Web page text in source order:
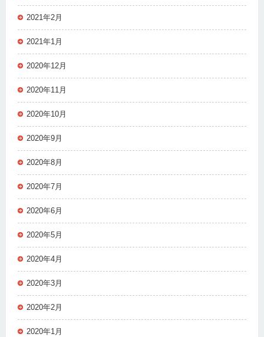
2021年2月
2021年1月
2020年12月
2020年11月
2020年10月
2020年9月
2020年8月
2020年7月
2020年6月
2020年5月
2020年4月
2020年3月
2020年2月
2020年1月